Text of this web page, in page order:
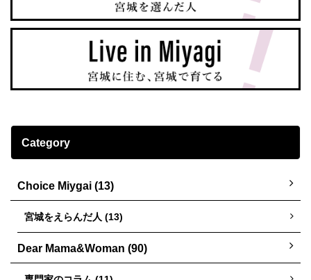
Category
Choice Miygai (13)
宮城をえらんだ人 (13)
Dear Mama&Woman (90)